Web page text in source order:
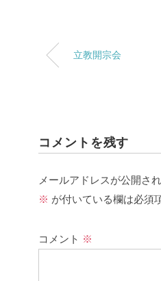
立教開宗会
コメントを残す
メールアドレスが公開さ
※ が付いている欄は必須
コメント ※